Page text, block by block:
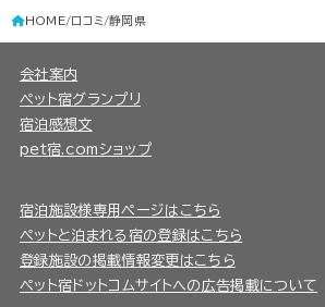
HOME 口コミ 静岡県
会社案内
ペット宿グランプリ
宿泊感想文
pet宿.comショップ
宿泊施設様専用ページはこちら
ペットと泊まれる宿の登録はこちら
登録施設の掲載情報変更はこちら
ペット宿ドットコムサイトへの広告掲載について